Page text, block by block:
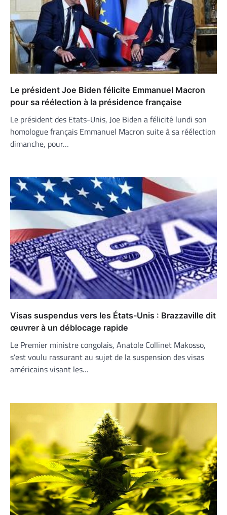
Le président Joe Biden félicite Emmanuel Macron
pour sa réélection à la présidence française
Le président des Etats-Unis, Joe Biden a félicité lundi son
homologue français Emmanuel Macron suite à sa réélection
dimanche, pour…
Visas suspendus vers les États-Unis : Brazzaville dit
œuvrer à un déblocage rapide
Le Premier ministre congolais, Anatole Collinet Makosso,
s’est voulu rassurant au sujet de la suspension des visas
américains visant les…